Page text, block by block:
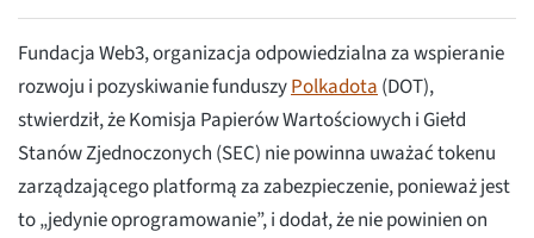
Fundacja Web3, organizacja odpowiedzialna za wspieranie
rozwoju i pozyskiwanie funduszyPolkadota(DOT),
stwierdził, że Komisja Papierów Wartościowych i Giełd
Stanów Zjednoczonych (SEC) nie powinna uważać tokenu
zarządzającego platformą za zabezpieczenie, ponieważ jest
to „jedynie oprogramowanie”, i dodał, że nie powinien on